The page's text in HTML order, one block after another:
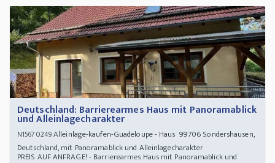
Deutschland: Barrierearmes Haus mit Panoramablick
und Alleinlagecharakter
N15670249Alleinlage-kaufen-Guadeloupe - Haus 99706 Sondershausen,
Deutschland, mit Panoramablick und Alleinlagecharakter
PREIS AUF ANFRAGE! - Barrierearmes Haus mit Panoramablick und